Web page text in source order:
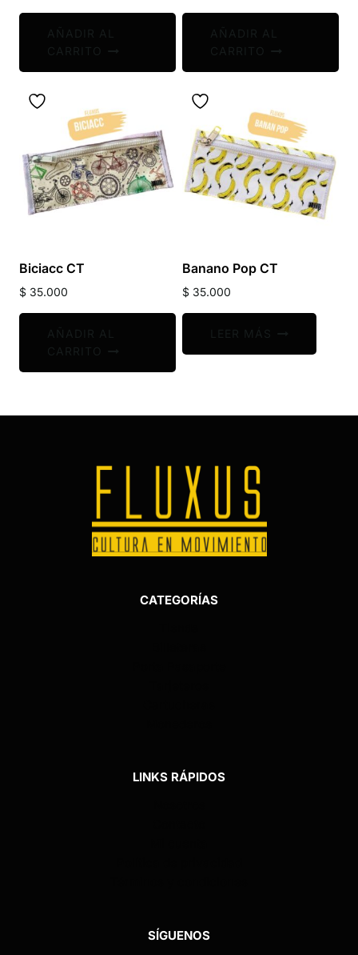
AÑADIR AL
CARRITO
AÑADIR AL
CARRITO
Biciacc CT
$ 35.000
AÑADIR AL
CARRITO
Banano Pop CT
$ 35.000
LEER MÁS
CATEGORÍAS
LINKS RÁPIDOS
SÍGUENOS